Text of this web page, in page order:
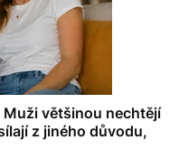
Muži většinou nechtějí
z jiného důvodu,